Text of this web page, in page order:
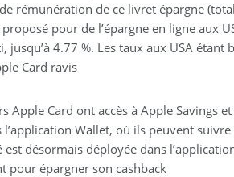
rémunération de ce livret épargne
pour de l’épargne en ligne aux
jusqu’à 4.77 %. Les taux aux USA étant
Card ravis
Apple Card ont accès à Apple Savings
l’application Wallet, où ils peuvent
désormais déployée dans
pour épargner son cashback